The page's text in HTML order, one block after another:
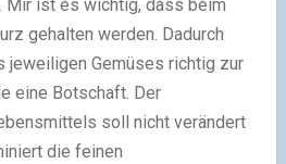
Mir ist es wichtig, dass beim
gehalten werden. Dadurch
jeweiligen Gemüses richtig zur
eine Botschaft. Der
soll nicht verändert
die feinen